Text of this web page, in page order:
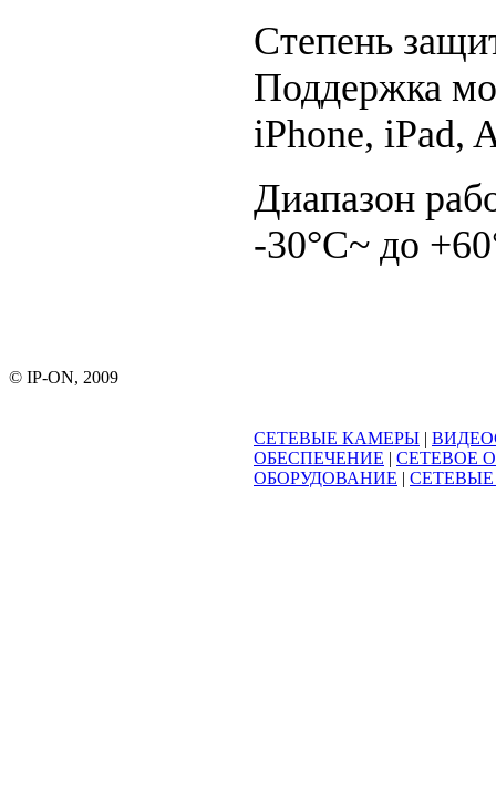
Степень
Поддержка
iPhone, iPad,
Диапазон
-30°C~ до
© IP-ON, 2009
СЕТЕВЫЕ КАМЕРЫ |
ОБЕСПЕЧЕНИЕ | СЕТЕВОЕ
ОБОРУДОВАНИЕ |